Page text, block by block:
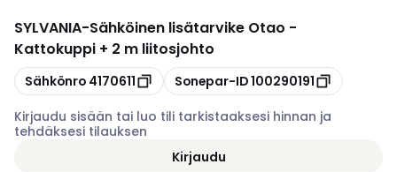
SYLVANIA-Sähköinen lisätarvike Otao -
Kattokuppi + 2 m liitosjohto
Kopioi
Sähkönro 4170611 Kopioi
Sonepar-ID100290191
Kirjaudu sisään tai luo tili tarkistaaksesi hinnan ja
tehdäksesi tilauksen
Kirjaudu